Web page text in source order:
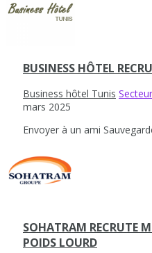
BUSINESS HÔTEL
Business hôtel Tunis
mars 2025
Envoyer à un ami
SOHATRAM RECRUTE
POIDS LOURD